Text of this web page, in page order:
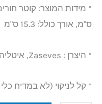
ס"מ, אורך כולל: 15.3 ס"מ
* היצרן : Zaseves, איטליה
* קל לניקוי (לא במדיח